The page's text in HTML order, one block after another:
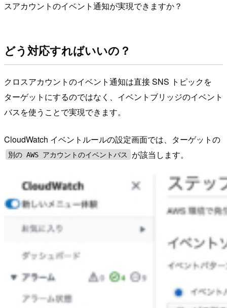
スアカウントのイベント通知が実現できますか？
どう対応すればいいの？
クロスアカウントのイベント通知は直接 SNS トピックを
ターゲットにするのではなく、イベントブリッジのイベント
バスを使うことで実現できます。
CloudWatch イベントルールの設定画面では、ターゲットの
別の AWS アカウントのイベントバス が該当します。